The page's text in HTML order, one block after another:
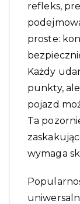
refleks,
proste:
Każdy
punkty,
pojazd
Ta
wymaga